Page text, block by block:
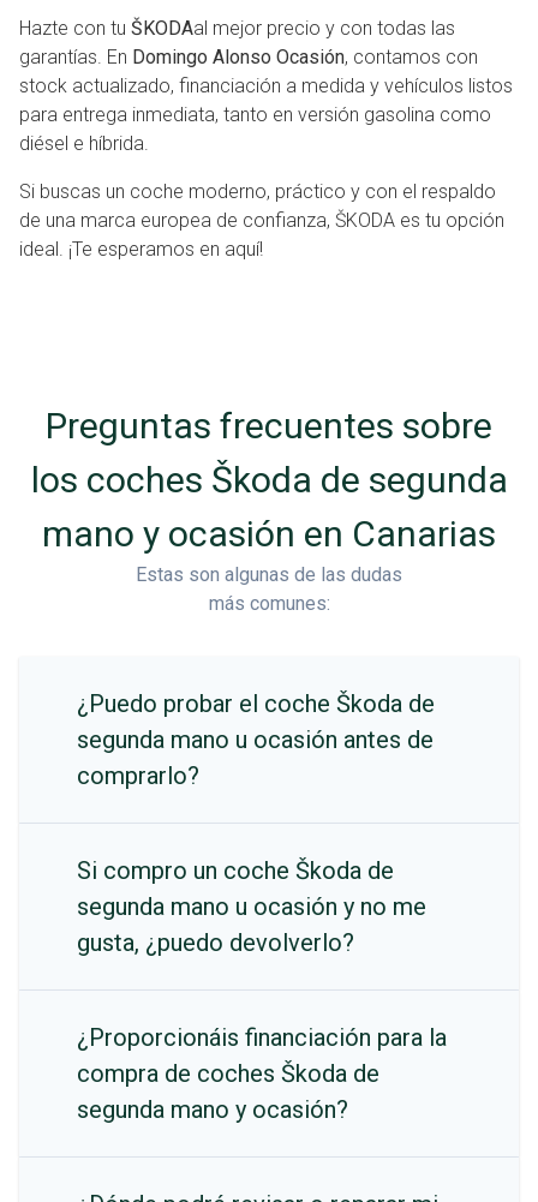
Hazte con tu ŠKODAal mejor precio y con todas las
garantías. En Domingo Alonso Ocasión, contamos con
stock actualizado, financiación a medida y vehículos listos
para entrega inmediata, tanto en versión gasolina como
diésel e híbrida.
Si buscas un coche moderno, práctico y con el respaldo
de una marca europea de confianza, ŠKODA es tu opción
ideal. ¡Te esperamos en aquí!
Preguntas frecuentes sobre
los coches Škoda de segunda
mano y ocasión en Canarias
Estas son algunas de las dudas
más comunes:
¿Puedo probar el coche Škoda de
segunda mano u ocasión antes de
comprarlo?
Si compro un coche Škoda de
segunda mano u ocasión y no me
gusta, ¿puedo devolverlo?
¿Proporcionáis financiación para la
compra de coches Škoda de
segunda mano y ocasión?